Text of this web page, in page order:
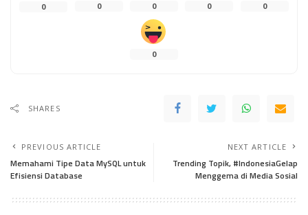
0 0 0 0 0
0
SHARES
PREVIOUS ARTICLE
Memahami Tipe Data MySQL untuk
Efisiensi Database
NEXT ARTICLE
Trending Topik, #IndonesiaGelap
Menggema di Media Sosial